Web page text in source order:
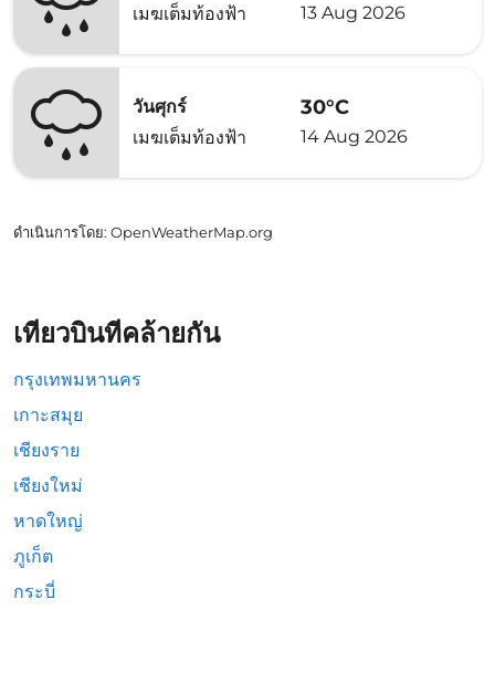
เมฆเต็มท้องฟ้า
13 Aug 2026
วันศุกร์
เมฆเต็มท้องฟ้า
30°C
14 Aug 2026
ดำเนินการโดย: OpenWeatherMap.org
เที่ยวบินที่คล้ายกัน
กรุงเทพมหานคร
เกาะสมุย
เชียงราย
เชียงใหม่
หาดใหญ่
ภูเก็ต
กระบี่